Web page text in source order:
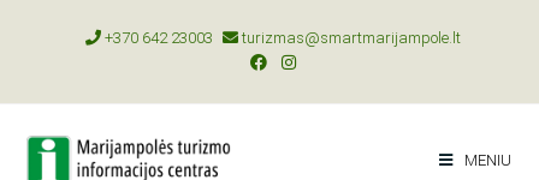
+370 642 23003 turizmas@smartmarijampole.lt
MENIU